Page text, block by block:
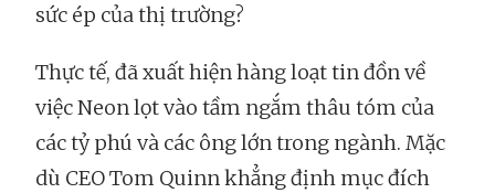
sức ép của thị trường?
Thực tế, đã xuất hiện hàng loạt tin đồn về
việc Neon lọt vào tầm ngắm thâu tóm của
các tỷ phú và các ông lớn trong ngành. Mặc
dù CEO Tom Quinn khẳng định mục đích